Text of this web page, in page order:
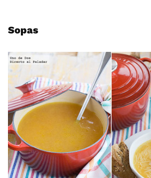
Sopas